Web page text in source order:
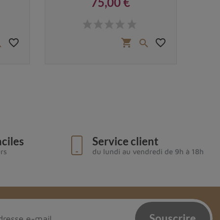
favorite_border shopping_cart  favorite_border
Service client
du lundi au vendredi de 9h à 18h